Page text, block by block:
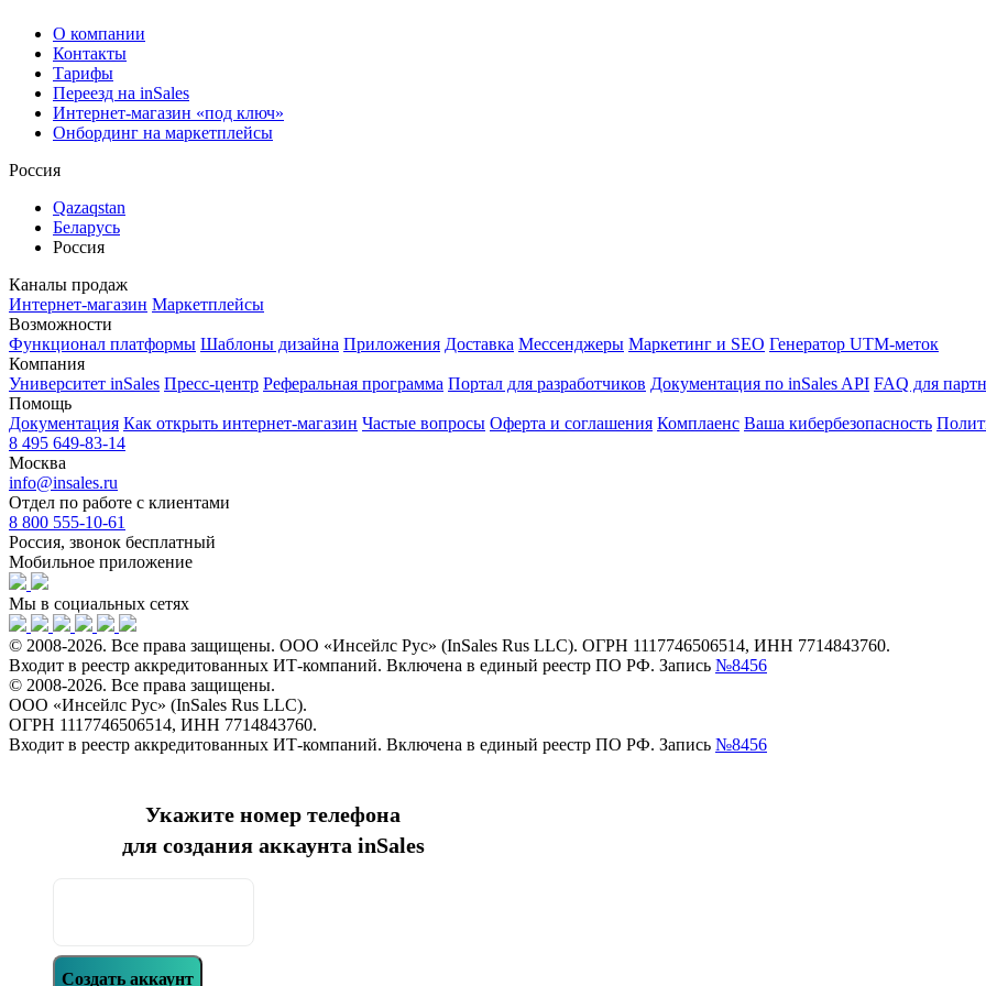
О компании
Контакты
Тарифы
Переезд на inSales
Интернет-магазин «под ключ»
Онбординг на маркетплейсы
Россия
Qazaqstan
Беларусь
Россия
Каналы продаж
Интернет-магазин Маркетплейсы
Возможности
Функционал платформы Шаблоны дизайна Приложения Доставка Мессенджеры Маркетинг и SEO Генератор UTM-меток
Компания
Университет inSales Пресс-центр Реферальная программа Портал для разработчиков Документация по inSales API FAQ для
Помощь
Документация Как открыть интернет-магазин Частые вопросы Оферта и соглашения Комплаенс Ваша кибербезопасность
8 495 649-83-14
Москва
info@insales.ru
Отдел по работе с клиентами
8 800 555-10-61
Россия, звонок бесплатный
Мобильное приложение
Мы в социальных сетях
© 2008-2026. Все права защищены. ООО «Инсейлс Рус» (InSales Rus LLC). ОГРН 1117746506514, ИНН 7714843760.
Входит в реестр аккредитованных ИТ-компаний. Включена в единый реестр ПО РФ. Запись №8456
© 2008-2026. Все права защищены.
ООО «Инсейлс Рус» (InSales Rus LLC).
ОГРН 1117746506514, ИНН 7714843760.
Входит в реестр аккредитованных ИТ-компаний. Включена в единый реестр ПО РФ. Запись №8456
Укажите номер телефона
для создания аккаунта inSales
Создать аккаунт